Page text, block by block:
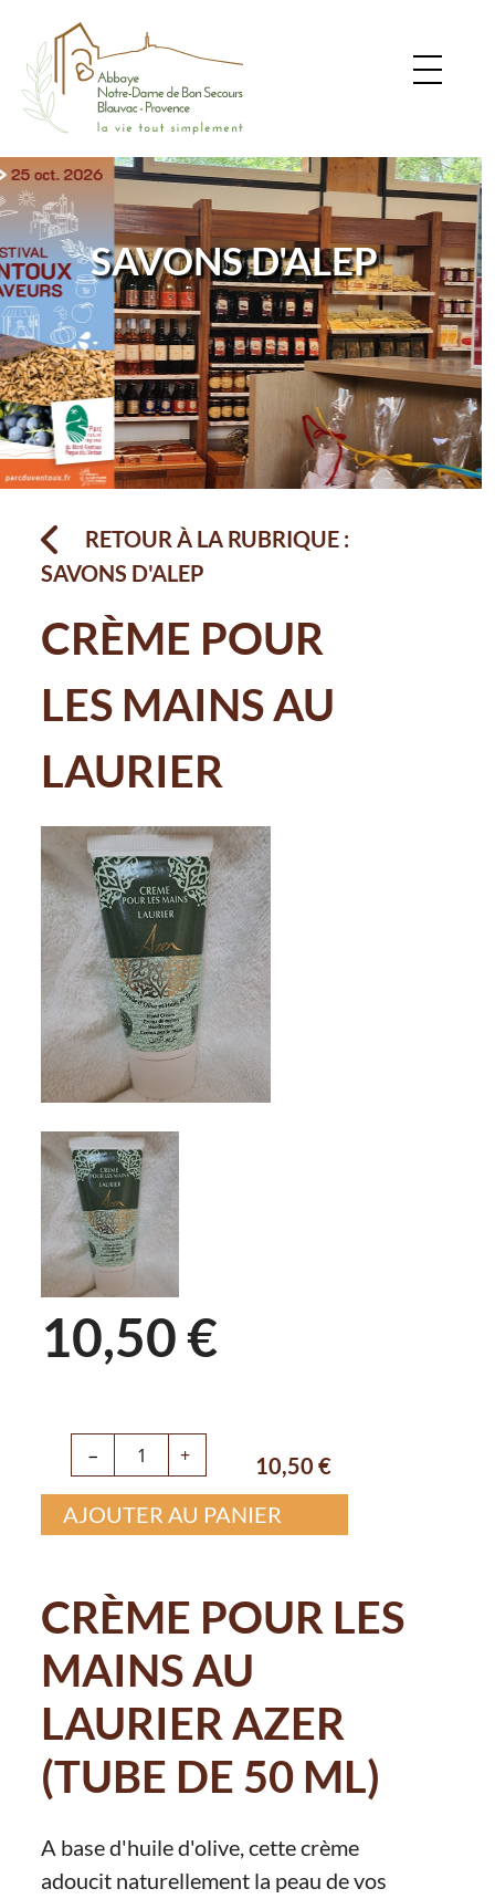
SAVONS D'ALEP
RETOUR À LA RUBRIQUE :
SAVONS D'ALEP
CRÈME POUR
LES MAINS AU
LAURIER
10,50 €
+
− 10,50 €
AJOUTER AU PANIER
CRÈME POUR LES
MAINS AU
LAURIER AZER
(TUBE DE 50 ML)
A base d'huile d'olive, cette crème
adoucit naturellement la peau de vos